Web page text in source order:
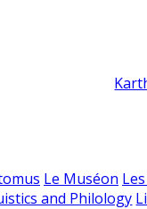
Le Muséon
and Philology